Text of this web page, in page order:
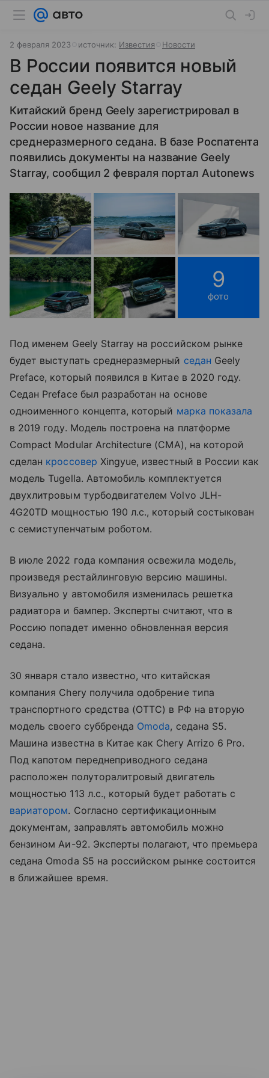
2 февраля 2023 источник: Известия Новости
В России появится новый
седан Geely Starray
Китайский бренд Geely зарегистрировал в
России новое название для
среднеразмерного седана. В базе Роспатента
появились документы на название Geely
Starray, сообщил 2 февраля портал Autonews
9
фото
Под именем Geely Starray на российском рынке
будет выступать среднеразмерный седан Geely
Preface, который появился в Китае в 2020 году.
Седан Preface был разработан на основе
одноименного концепта, который марка показала
в 2019 году. Модель построена на платформе
Compact Modular Architecture (CMA), на которой
сделан кроссовер Xingyue, известный в России как
модель Tugella. Автомобиль комплектуется
двухлитровым турбодвигателем Volvo JLH-
4G20TD мощностью 190 л.с., который состыкован
с семиступенчатым роботом.
В июле 2022 года компания освежила модель,
произведя рестайлинговую версию машины.
Визуально у автомобиля изменилась решетка
радиатора и бампер. Эксперты считают, что в
Россию попадет именно обновленная версия
седана.
30 января стало известно, что китайская
компания Chery получила одобрение типа
транспортного средства (ОТТС) в РФ на вторую
модель своего суббренда Omoda, седана S5.
Машина известна в Китае как Chery Arrizo 6 Pro.
Под капотом переднеприводного седана
расположен полуторалитровый двигатель
мощностью 113 л.с., который будет работать с
вариатором. Согласно сертификационным
документам, заправлять автомобиль можно
бензином Аи-92. Эксперты полагают, что премьера
седана Omoda S5 на российском рынке состоится
в ближайшее время.